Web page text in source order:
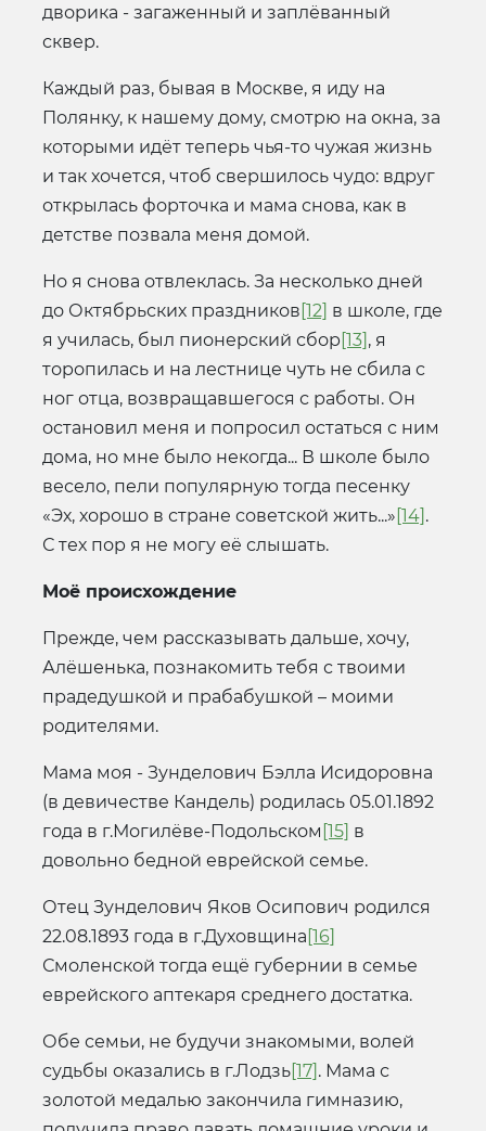
дворика - загаженный и заплёванный
сквер.
Каждый раз, бывая в Москве, я иду на
Полянку, к нашему дому, смотрю на окна, за
которыми идёт теперь чья-то чужая жизнь
и так хочется, чтоб свершилось чудо: вдруг
открылась форточка и мама снова, как в
детстве позвала меня домой.
Но я снова отвлеклась. За несколько дней
до Октябрьских праздников [12] в школе, где
я училась, был пионерский сбор[13] , я
торопилась и на лестнице чуть не сбила с
ног отца, возвращавшегося с работы. Он
остановил меня и попросил остаться с ним
дома, но мне было некогда... В школе было
весело, пели популярную тогда песенку
«Эх, хорошо в стране советской жить...» [14] .
С тех пор я не могу её слышать.
Моё происхождение
Прежде, чем рассказывать дальше, хочу,
Алёшенька, познакомить тебя с твоими
прадедушкой и прабабушкой – моими
родителями.
Мама моя - Зунделович Бэлла Исидоровна
(в девичестве Кандель) родилась 05.01.1892
года в г.Могилёве-Подольском [15] в
довольно бедной еврейской семье.
Отец Зунделович Яков Осипович родился
22.08.1893 года в г.Духовщина [16]
Смоленской тогда ещё губернии в семье
еврейского аптекаря среднего достатка.
Обе семьи, не будучи знакомыми, волей
судьбы оказались в г.Лодзь[17] . Мама с
золотой медалью закончила гимназию,